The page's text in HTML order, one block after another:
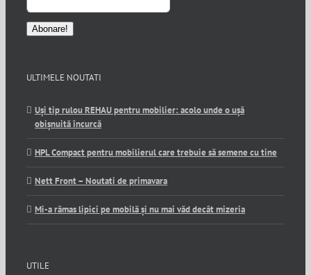
ULTIMELE NOUTATI
Uși tip rulou REHAU pentru mobilier: acolo unde o ușă
obișnuită încurcă
HPL Compact pentru mobilierul care trebuie să semene cu tine
Nett Front – Noutati de primavara
Mi-a rămas lipici pe mobilă și nu mai văd decât mizeria
UTILE